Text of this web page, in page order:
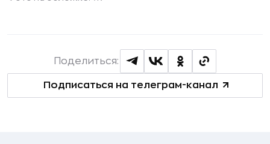
Подписаться на телеграм-канал
Поделиться: